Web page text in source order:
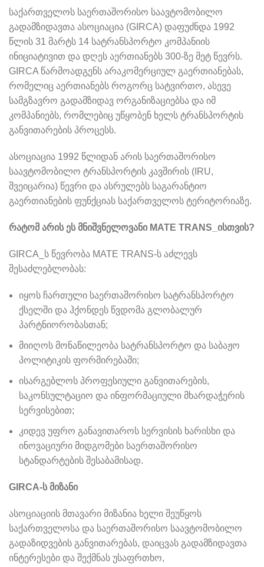
საქართველოს საერთაშორისო საავტომობილო
გადამზიდავთა ასოციაცია (GIRCA) დაფუძნდა 1992
წლის 31 მარტს 14 სატრანსპორტო კომპანიის
ინიციატივით და დღეს აერთიანებს 300-ზე მეტ წევრს.
GIRCA წარმოადგენს არაკომერციულ გაერთიანებას,
რომელიც აერთიანებს როგორც სატვირთო, ასევე
სამგზავრო გადამზიდავ ორგანიზაციებსა და იმ
კომპანიებს, რომლებიც უწყობენ ხელს ტრანსპორტის
განვითარების პროცესს.
ასოციაცია 1992 წლიდან არის საერთაშორისო
საავტომობილო ტრანსპორტის კავშირის (IRU,
შვეიცარია) წევრი და ასრულებს საგარანტიო
გაერთიანების ფუნქციას საქართველოს ტერიტორიაზე.
რატომ არის ეს მნიშვნელოვანი MATE TRANS_ ისთვის?
GIRCA_ს წევრობა MATE TRANS-ს აძლევს
შესაძლებლობას:
იყოს ჩართული საერთაშორისო სატრანსპორტო
ქსელში და ჰქონდეს წვდომა გლობალურ
პარტნიორობასთან;
მიიღოს მონაწილეობა სატრანსპორტო და საბაჟო
პოლიტიკის ფორმირებაში;
ისარგებლოს პროფესიული განვითარების,
საკონსულტაციო და ინფორმაციული მხარდაჭერის
სერვისებით;
კიდევ უფრო განავითაროს სერვისის ხარისხი და
ინოვაციური მიდგომები საერთაშორისო
სტანდარტების შესაბამისად.
GIRCA-ს მიზანი
ასოციაციის მთავარი მიზანია ხელი შეუწყოს
საქართველოსა და საერთაშორისო საავტომობილო
გადაზიდვების განვითარებას, დაიცვას გადამზიდავთა
ინტერესები და შექმნას უსაფრთხო,